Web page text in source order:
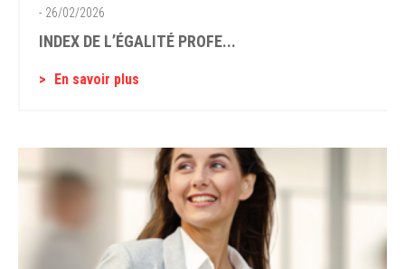
- 26/02/2026
INDEX DE L’ÉGALITÉ PROFE...
En savoir plus